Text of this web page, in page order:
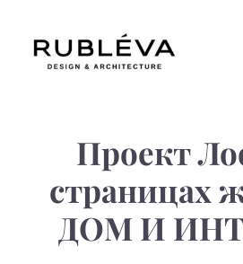
Проект
страницах
ДОМ И